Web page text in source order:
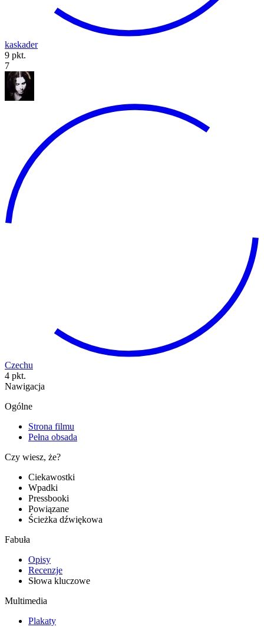
kaskader
9 pkt.
7
Czechu
4 pkt.
Nawigacja
Ogólne
Strona filmu
Pełna obsada
Czy wiesz, że?
Ciekawostki
Wpadki
Pressbooki
Powiązane
Ścieżka dźwiękowa
Fabuła
Opisy
Recenzje
Słowa kluczowe
Multimedia
Plakaty